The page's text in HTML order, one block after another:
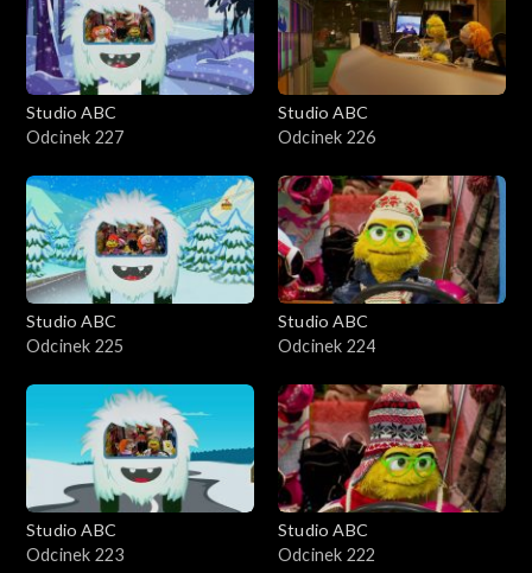
Studio ABC
Odcinek 227
Studio ABC
Odcinek 226
Studio ABC
Odcinek 225
Studio ABC
Odcinek 224
Studio ABC
Odcinek 223
Studio ABC
Odcinek 222